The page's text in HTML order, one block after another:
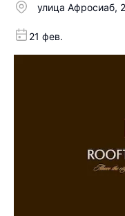
улица Афросиаб, 2
21 фев.